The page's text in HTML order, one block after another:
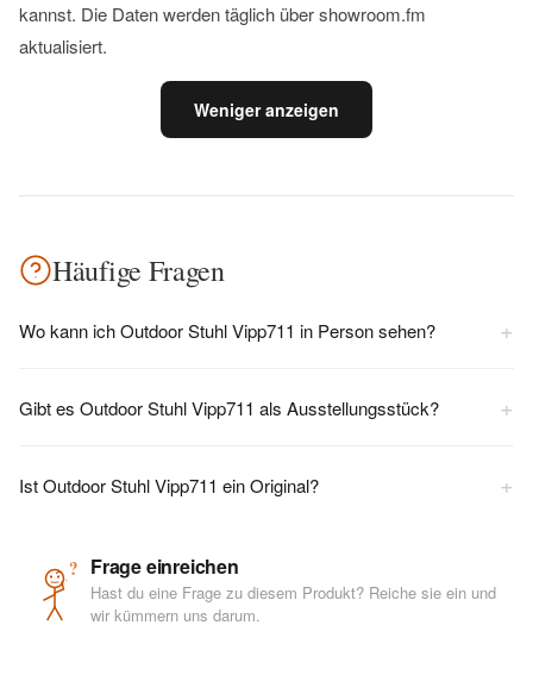
kannst. Die Daten werden täglich über showroom.fm
aktualisiert.
Weniger anzeigen
Häufige Fragen
Wo kann ich Outdoor Stuhl Vipp711 in Person sehen? +
Gibt es Outdoor Stuhl Vipp711 als Ausstellungsstück? +
Ist Outdoor Stuhl Vipp711 ein Original? +
? Frage einreichen
Hast du eine Frage zu diesem Produkt? Reiche sie ein und
wir kümmern uns darum.